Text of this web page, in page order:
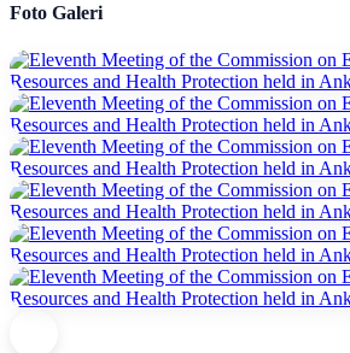
Foto Galeri